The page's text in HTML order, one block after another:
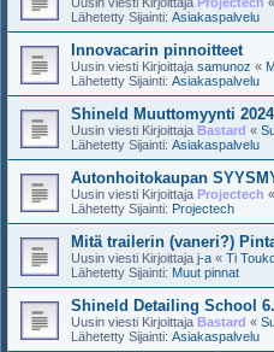
Lähetetty Sijainti: Asiakaspalvelu
Innovacarin pinnoitteet
Uusin viesti Kirjoittaja samunoz «
Lähetetty Sijainti: Asiakaspalvelu
Shineld Muuttomyynti
Uusin viesti Kirjoittaja Bastard «
Lähetetty Sijainti: Asiakaspalvelu
Autonhoitokaupan
Uusin viesti Kirjoittaja Projectech «
Lähetetty Sijainti: Projectech
Mitä trailerin (vaneri?)
Uusin viesti Kirjoittaja j-a « Ti
Lähetetty Sijainti: Muut pinnat
Shineld Detailing School
Uusin viesti Kirjoittaja Bastard «
Lähetetty Sijainti: Asiakaspalvelu